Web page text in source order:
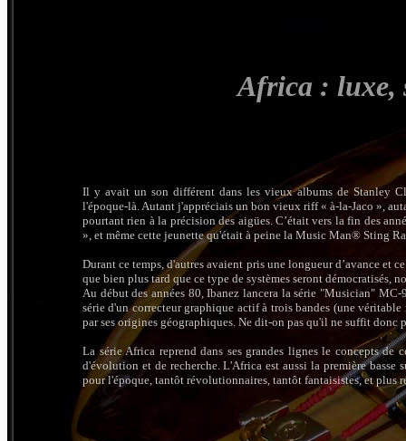
Africa : luxe,
Il y avait un son différent dans les vieux albums de Stanley
l'époque-là. Autant j'appréciais un bon vieux riff « à-la-Jaco »,
pourtant rien à la précision des aigües. C’était vers la fin des
», et même cette jeunette qu'était à peine la Music Man® Sting
Durant ce temps, d'autres avaient pris une longueur d’avance et
que bien plus tard que ce type de systèmes seront démocratisés,
Au début des années 80, Ibanez lancera la série "Musician"
série d'un correcteur graphique actif à trois bandes (une
par ses origines géographiques. Ne dit-on pas qu'il ne suffit donc
La série Africa reprend dans ses grandes lignes le concepts
d'évolution et de recherche. L'Africa est aussi la première
pour l'époque, tantôt révolutionnaires, tantôt fantaisistes, et plus